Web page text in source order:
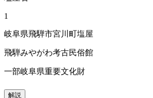
1
岐阜県飛騨市宮川町塩屋
飛騨みやがわ考古民俗館
一部岐阜県重要文化財
解説